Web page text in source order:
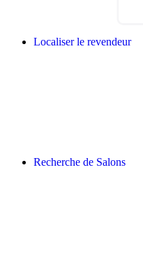
Localiser le revendeur
Recherche de Salons